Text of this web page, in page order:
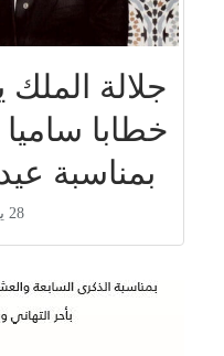
جلالة الملك
خطابا
بمناسبة
28 يوليو 2026